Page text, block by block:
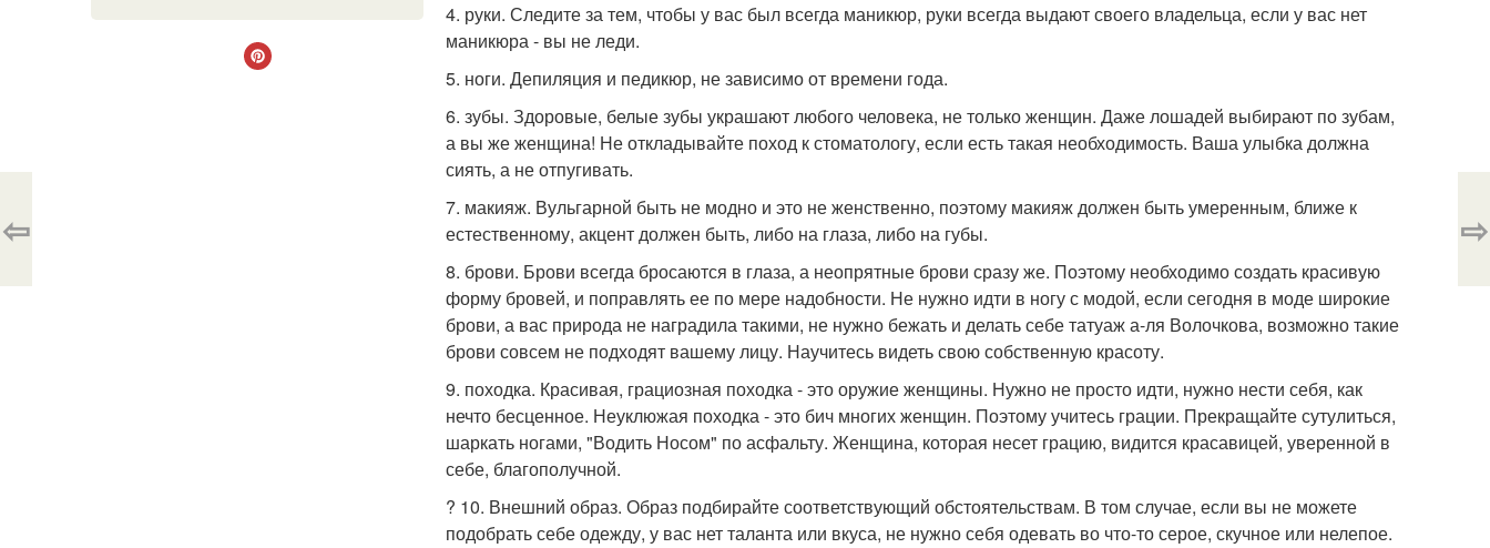
4. руки. Следите за тем, чтобы у вас был всегда маникюр, руки всегда выдают своего владельца, если у вас нет
маникюра - вы не леди.
5. ноги. Депиляция и педикюр, не зависимо от времени года.
6. зубы. Здоровые, белые зубы украшают любого человека, не только женщин. Даже лошадей выбирают по зубам,
а вы же женщина! Не откладывайте поход к стоматологу, если есть такая необходимость. Ваша улыбка должна
сиять, а не отпугивать.
7. макияж. Вульгарной быть не модно и это не женственно, поэтому макияж должен быть умеренным, ближе к
естественному, акцент должен быть, либо на глаза, либо на губы.
8. брови. Брови всегда бросаются в глаза, а неопрятные брови сразу же. Поэтому необходимо создать красивую
форму бровей, и поправлять ее по мере надобности. Не нужно идти в ногу с модой, если сегодня в моде широкие
брови, а вас природа не наградила такими, не нужно бежать и делать себе татуаж а-ля Волочкова, возможно такие
брови совсем не подходят вашему лицу. Научитесь видеть свою собственную красоту.
9. походка. Красивая, грациозная походка - это оружие женщины. Нужно не просто идти, нужно нести себя, как
нечто бесценное. Неуклюжая походка - это бич многих женщин. Поэтому учитесь грации. Прекращайте сутулиться,
шаркать ногами, "Водить Носом" по асфальту. Женщина, которая несет грацию, видится красавицей, уверенной в
себе, благополучной.
? 10. Внешний образ. Образ подбирайте соответствующий обстоятельствам. В том случае, если вы не можете
подобрать себе одежду, у вас нет таланта или вкуса, не нужно себя одевать во что-то серое, скучное или нелепое.
⇦ ⇨